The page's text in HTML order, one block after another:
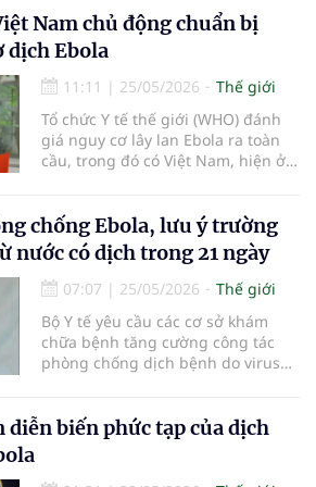
truyền qua biên giới. Hiện, bệnh
chưa có vaccine hoặc phương
pháp điều trị nào được phê duyệt.
Nam chủ động chuẩn bị
dịch Ebola
11:11 | 25/05/2026
Thế giới
Tổ chức Y tế thế giới (WHO) đánh
giá nguy cơ lây lan Ebola ra toàn
cầu, trong đó có Việt Nam, hiện ở
việc tăng cường giám sát, truyền
thông nguy cơ và chuẩn bị năng
lực ứng phó trước diễn biến phức
tạp của đợt bùng phát bệnh do
virus Bundibugyo tại châu Phi.
chống Ebola, lưu ý trường
nước có dịch trong 21 ngày
07:07 | 25/05/2026
Thế giới
Bộ Y tế yêu cầu các cơ sở khám
chữa bệnh tăng cường công tác
phòng chống dịch bệnh do virus
đang có dịch bệnh này trong vòng
diễn biến phức tạp của dịch